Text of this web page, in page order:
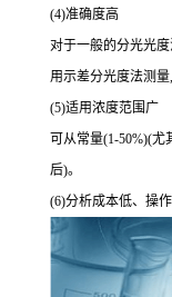
(4)准确度高
对于一般的分光光
用示差分光度法测量
(5)适用浓度范围广
可从常量(1-50%)(尤
后)。
(6)分析成本低、操